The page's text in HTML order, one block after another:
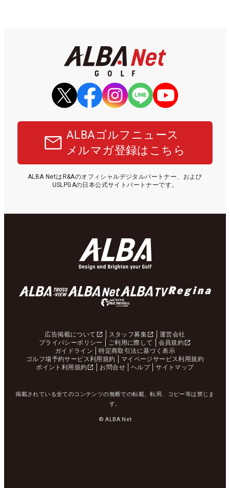
ALBAゴルフニュース
メルマガ登録はこちら
ALBA NetはR&Aのオフィシャルデジタルパートナー、および
USLPGAの日本公式サイトパートナーです。
広告掲載について スタッフ募集
運営会社
プライバシーポリシー
ご利用に際して
会員規約
ガイドライン
特定商取引法に基づく表示
ゴルフ場予約サービス利用規約
マイページサービス利用規約
ポイント利用規約
お問合せ ヘルプ サイトマップ
掲載されている全てのコンテンツの無断での転載、転用、コピー等は禁じま
す。
© ALBA Net